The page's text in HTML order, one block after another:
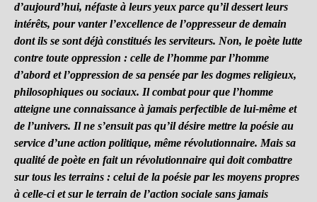
d’aujourd’hui, néfaste à leurs yeux parce qu’il dessert leurs
intérêts, pour vanter l’excellence de l’oppresseur de demain
dont ils se sont déjà constitués les serviteurs. Non, le poète lutte
contre toute oppression : celle de l’homme par l’homme
d’abord et l’oppression de sa pensée par les dogmes religieux,
philosophiques ou sociaux. Il combat pour que l’homme
atteigne une connaissance à jamais perfectible de lui-même et
de l’univers. Il ne s’ensuit pas qu’il désire mettre la poésie au
service d’une action politique, même révolutionnaire. Mais sa
qualité de poète en fait un révolutionnaire qui doit combattre
sur tous les terrains : celui de la poésie par les moyens propres
à celle-ci et sur le terrain de l’action sociale sans jamais